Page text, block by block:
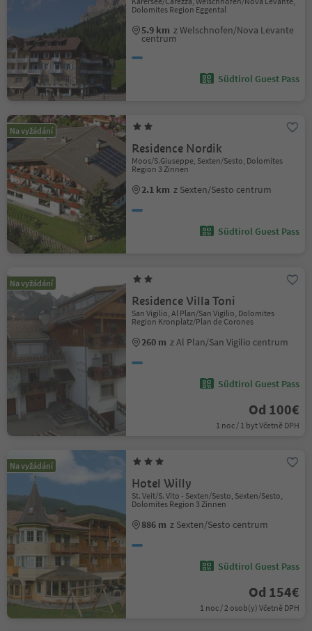
Dolomites Region Eggental
5.9 km z Welschnofen/Nova Levante
centrum
Südtirol Guest Pass
Na vyžádání
Residence Nordik
Moos/S.Giuseppe, Sexten/Sesto, Dolomites
Region 3 Zinnen
2.1 km z Sexten/Sesto centrum
Südtirol Guest Pass
Na vyžádání
Residence Villa Toni
San Vigilio, Al Plan/San Vigilio, Dolomites
Region Kronplatz/Plan de Corones
260 m z Al Plan/San Vigilio centrum
Südtirol Guest Pass
Od 100€
1 noc / 1 byt Včetně DPH
Na vyžádání
Hotel Willy
St. Veit/S. Vito - Sexten/Sesto, Sexten/Sesto,
Dolomites Region 3 Zinnen
886 m z Sexten/Sesto centrum
Südtirol Guest Pass
Od 154€
1 noc / 2 osob(y) Včetně DPH